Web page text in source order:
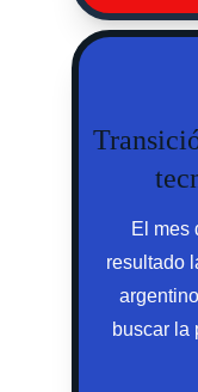
El mes
resultado
buscar la